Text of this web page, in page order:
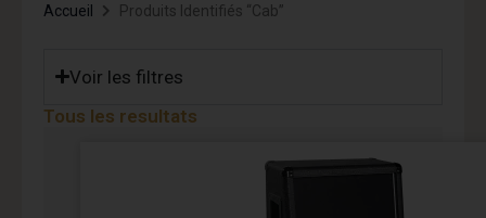
Accueil Produits Identifiés “cab”
Voir les filtres
Tous les resultats